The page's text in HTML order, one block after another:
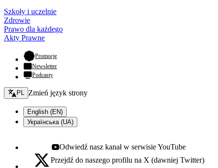
Szkoły i uczelnie
Zdrowie
Prawo dla każdego
Akty Prawne
Promocje- otwiera się w nowej karcie
Newsletter
Podcasty
Zmień język - bieżący:
PL Zmień język strony
English (EN)
Українська (UA)
Youtube - otwiera się w nowej karcie
Odwiedź nasz kanał w serwisie YouTube
X - otwiera się w nowej karcie
Przejdź do naszego profilu na X (dawniej Twitter)